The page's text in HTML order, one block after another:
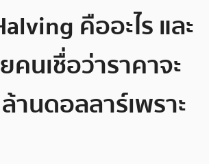
คืออะไร และ
คนเชื่อว่าราคาจะ
านดอลลาร์เพราะ